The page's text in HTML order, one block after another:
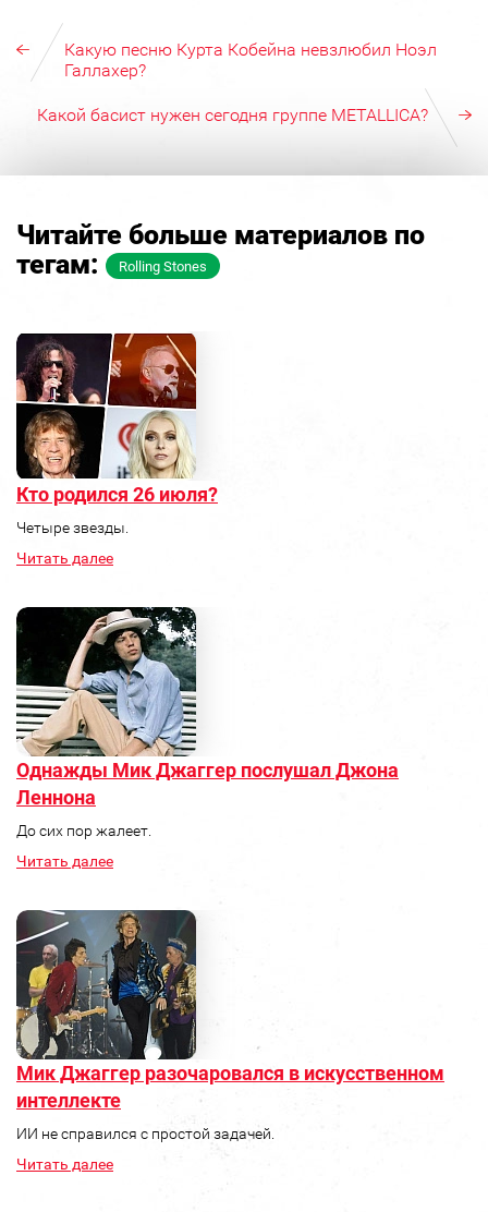
Какую песню Курта Кобейна невзлюбил Ноэл
Галлахер?
Какой басист нужен сегодня группе METALLICA?
Читайте больше материалов по
тегам:
Rolling Stones
Кто родился 26 июля?
Четыре звезды.
Читать далее
Однажды Мик Джаггер послушал Джона
Леннона
До сих пор жалеет.
Читать далее
Мик Джаггер разочаровался в искусственном
интеллекте
ИИ не справился с простой задачей.
Читать далее